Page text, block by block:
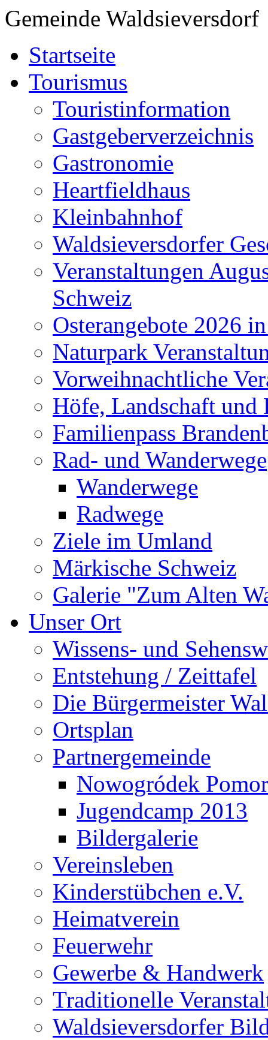
Gemeinde Waldsieversdorf
Startseite
Tourismus
Touristinformation
Gastgeberverzeichnis
Gastronomie
Heartfieldhaus
Kleinbahnhof
Waldsieversdorfer
Veranstaltungen
Schweiz
Osterangebote 2026
Naturpark
Vorweihnachtliche
Höfe, Landschaft und
Familienpass
Rad- und Wanderwege
Wanderwege
Radwege
Ziele im Umland
Märkische Schweiz
Galerie "Zum Alten
Unser Ort
Wissens- und
Entstehung / Zeittafel
Die Bürgermeister
Ortsplan
Partnergemeinde
Nowogródek
Jugendcamp 2013
Bildergalerie
Vereinsleben
Kinderstübchen e.V.
Heimatverein
Feuerwehr
Gewerbe & Handwerk
Traditionelle
Waldsieversdorfer